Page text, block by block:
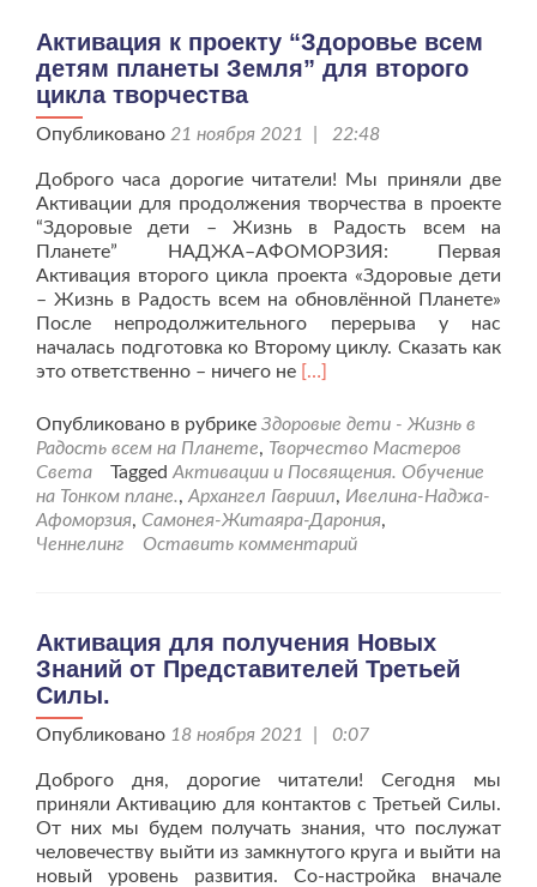
Активация к проекту “Здоровье всем
детям планеты Земля” для второго
цикла творчества
Опубликовано 21 ноября 2021 | 22:48
Доброго часа дорогие читатели! Мы приняли две
Активации для продолжения творчества в проекте
“Здоровые дети – Жизнь в Радость всем на
Планете” НАДЖА–АФОМОРЗИЯ: Первая
Активация второго цикла проекта «Здоровые дети
– Жизнь в Радость всем на обновлённой Планете»
После непродолжительного перерыва у нас
началась подготовка ко Второму циклу. Сказать как
это ответственно – ничего не Читать
проАктивация
к
проекту
“Здоровье
всем
детям
второго
цикла
творчества
[…]
Опубликовано в рубрике Здоровые дети - Жизнь в
Радость всем на Планете, Творчество Мастеров
Света
Tagged Активации и Посвящения. Обучение
на Тонком плане., Архангел Гавриил, Ивелина-Наджа-
Афоморзия, Самонея-Житаяра-Дарония,
Ченнелинг
Оставить комментарий
Активация для получения Новых
Знаний от Представителей Третьей
Силы.
Опубликовано 18 ноября 2021 | 0:07
Доброго дня, дорогие читатели! Сегодня мы
приняли Активацию для контактов с Третьей Силы.
От них мы будем получать знания, что послужат
человечеству выйти из замкнутого круга и выйти на
новый уровень развития. Со-настройка вначале